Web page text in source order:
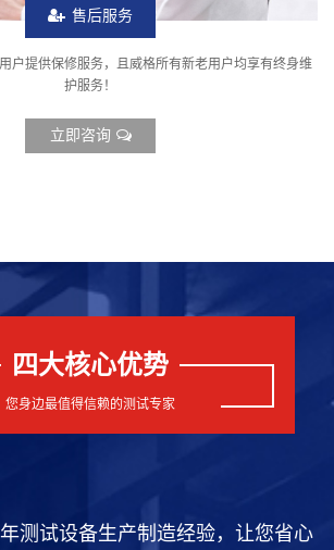
售后服务
户提供保修服务，且威格所有新老用户均享有终身维
护服务！
立即咨询
四大核心优势
您身边最值得信赖的测试专家
测试设备生产制造经验，让您省心